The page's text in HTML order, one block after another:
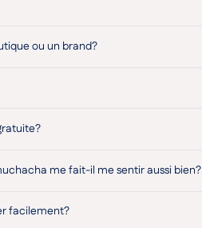
ou un brand?
me fait-il me sentir aussi bien?
facilement?